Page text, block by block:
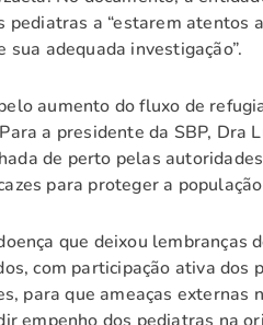
pediatras a “estarem atentos
adequada investigação”.
aumento do fluxo de
a presidente da SBP, Dra
de perto pelas
para proteger a
que deixou lembranças
com participação ativa dos
para que ameaças externas